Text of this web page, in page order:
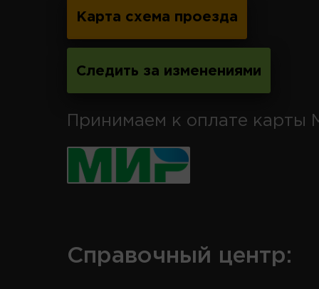
Карта схема проезда
Следить за изменениями
Принимаем к оплате карты
Справочный центр: